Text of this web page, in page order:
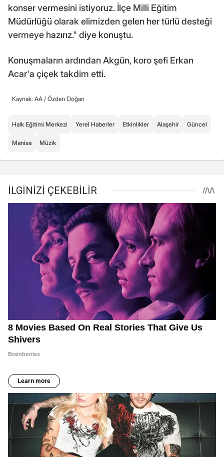
konser vermesini istiyoruz. İlçe Milli Eğitim
Müdürlüğü olarak elimizden gelen her türlü desteği
vermeye hazırız." diye konuştu.
Konuşmaların ardından Akgün, koro şefi Erkan
Acar'a çiçek takdim etti.
Kaynak: AA / Özden Doğan
Halk Eğitimi Merkezi Yerel Haberler Etkinlikler Alaşehir Güncel
Manisa Müzik